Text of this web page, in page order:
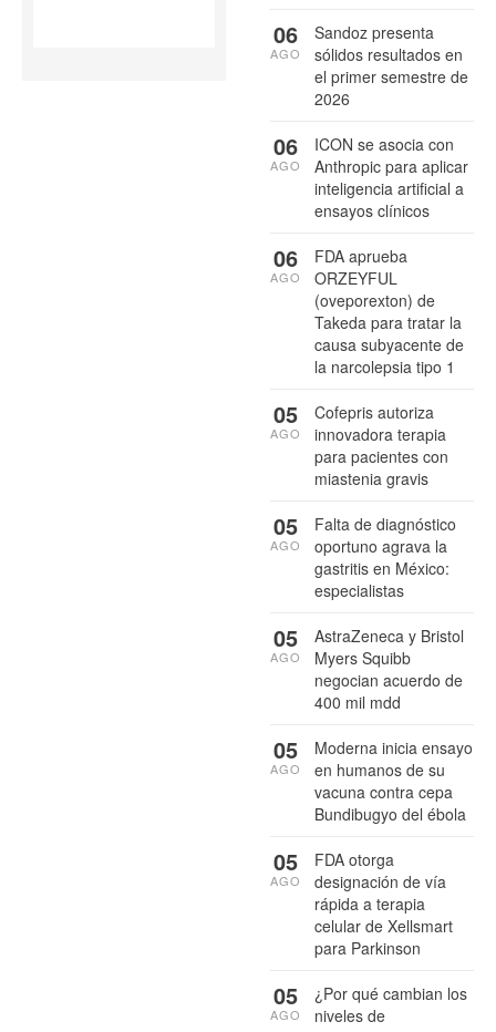
Sandoz presenta
sólidos resultados en
el primer semestre de
2026
06
AGO
ICON se asocia con
Anthropic para aplicar
inteligencia artificial a
ensayos clínicos
06
AGO
FDA aprueba
ORZEYFUL
(oveporexton) de
Takeda para tratar la
causa subyacente de
la narcolepsia tipo 1
06
AGO
Cofepris autoriza
innovadora terapia
para pacientes con
miastenia gravis
05
AGO
Falta de diagnóstico
oportuno agrava la
gastritis en México:
especialistas
05
AGO
AstraZeneca y Bristol
Myers Squibb
negocian acuerdo de
400 mil mdd
05
AGO
Moderna inicia ensayo
en humanos de su
vacuna contra cepa
Bundibugyo del ébola
05
AGO
FDA otorga
designación de vía
rápida a terapia
celular de Xellsmart
para Parkinson
05
AGO
¿Por qué cambian los
niveles de
05
AGO